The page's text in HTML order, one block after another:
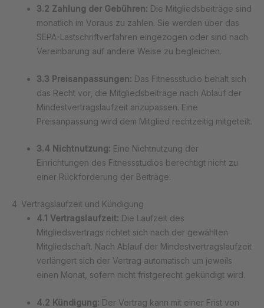
3.2 Zahlung der Gebühren: Die Mitgliedsbeiträge sind
monatlich im Voraus zu zahlen. Sie werden über das
SEPA-Lastschriftverfahren eingezogen oder sind nach
Vereinbarung auf andere Weise zu begleichen.
3.3 Preisanpassungen: Das Fitnessstudio behält sich
das Recht vor, die Mitgliedsbeiträge nach Ablauf der
Mindestvertragslaufzeit anzupassen. Eine
Preisanpassung wird dem Mitglied rechtzeitig mitgeteilt.
3.4 Nichtnutzung: Eine Nichtnutzung der
Einrichtungen des Fitnessstudios berechtigt nicht zu
einer Rückforderung der Beiträge.
4. Vertragslaufzeit und Kündigung
4.1 Vertragslaufzeit: Die Laufzeit des
Mitgliedsvertrags richtet sich nach der gewählten
Mitgliedschaft. Nach Ablauf der Mindestvertragslaufzeit
verlängert sich der Vertrag automatisch um jeweils
einen Monat, sofern nicht fristgerecht gekündigt wird.
4.2 Kündigung: Der Vertrag kann mit einer Frist von